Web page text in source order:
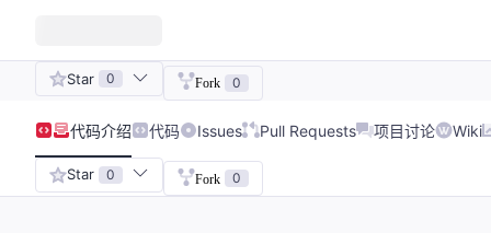
Star 0 Fork 0
代码介绍 代码 Issues Pull Requests 项目讨论 Wiki
Star 0 Fork 0